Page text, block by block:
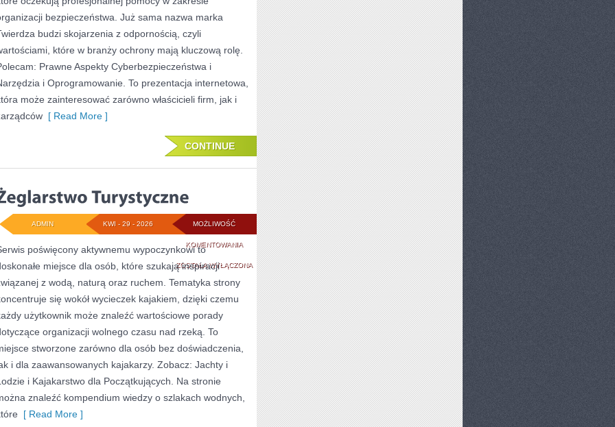
bezpieczeństwa. Już sama nazwa marka
budzi skojarzenia z odpornością, czyli
które w branży ochrony mają kluczową rolę.
Prawne Aspekty Cyberbezpieczeństwa i
i Oprogramowanie. To prezentacja internetowa,
może zainteresować zarówno właścicieli firm, jak i
[ Read More ]
CONTINUE
MOŻLIWOŚĆ
KOMENTOWANIAŻEGLARSTWO
TURYSTYCZNE
ZOSTAŁA WYŁĄCZONA
KWI - 29 - 2026
ADMIN
poświęcony aktywnemu wypoczynkowi to
miejsce dla osób, które szukają inspiracji
z wodą, naturą oraz ruchem. Tematyka strony
się wokół wycieczek kajakiem, dzięki czemu
użytkownik może znaleźć wartościowe porady
organizacji wolnego czasu nad rzeką. To
stworzone zarówno dla osób bez doświadczenia,
i dla zaawansowanych kajakarzy. Zobacz: Jachty i
i Kajakarstwo dla Początkujących. Na stronie
znaleźć kompendium wiedzy o szlakach wodnych,
[ Read More ]